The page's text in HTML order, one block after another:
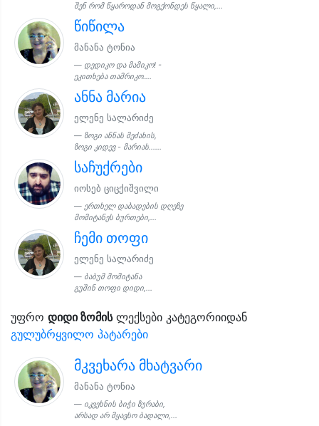
შენ რომ წყაროდან მოგქონდეს წყალი,...
წიწილა
მანანა ტონია
დედიკო და მამიკო! -
ეკითხება თამრიკო....
ანნა მარია
ელენე სალარიძე
ზოგი ანნას მეძახის,
ზოგი კიდევ - მარიას......
საჩუქრები
იოსებ ციცქიშვილი
ერთხელ დაბადების დღეზე
მომიტანეს ბურთები,...
ჩემი თოფი
ელენე სალარიძე
ბაბუმ მომიტანა
გუშინ თოფი დიდი,...
უფრო დიდი ზომისლექსები კატეგორიიდან
გულუბრყვილო პატარები
მკვეხარა მხატვარი
მანანა ტონია
იკვეხნის ბიჭი ზურაბი,
არსად არ მყავსო ბადალი,...